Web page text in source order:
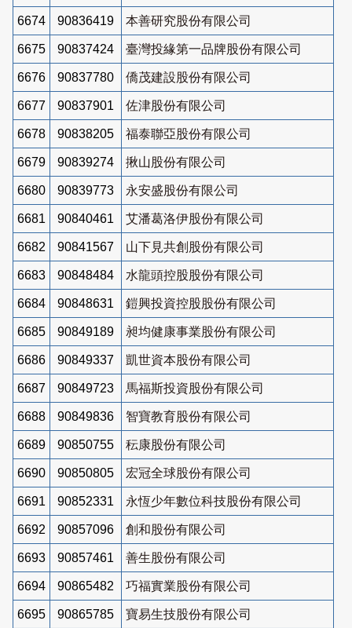
6674 90836419 本善研究股份有限公司
6675 90837424 臺灣投緣第一品牌股份有限公司
6676 90837780 僑茂建設股份有限公司
6677 90837901 佐津股份有限公司
6678 90838205 福泰聯亞股份有限公司
6679 90839274 揪山股份有限公司
6680 90839773 永安盛股份有限公司
6681 90840461 艾潘葛洛伊股份有限公司
6682 90841567 山下見共創股份有限公司
6683 90848484 水龍頭控股股份有限公司
6684 90848631 鎧興投資控股股份有限公司
6685 90849189 昶均健康事業股份有限公司
6686 90849337 凱世資本股份有限公司
6687 90849723 馬福斯投資股份有限公司
6688 90849836 智寶教育股份有限公司
6689 90850755 秐康股份有限公司
6690 90850805 宏冠全球股份有限公司
6691 90852331 永恆少年數位科技股份有限公司
6692 90857096 創和股份有限公司
6693 90857461 善生股份有限公司
6694 90865482 巧福實業股份有限公司
6695 90865785 寶易生技股份有限公司